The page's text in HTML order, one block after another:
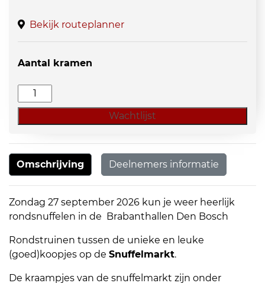
Bekijk routeplanner
Aantal kramen
Snuffelmarkt
Brabanthallen
Wachtlijst
Omschrijving Deelnemers informatie
Zondag 27 september 2026 kun je weer heerlijk
rondsnuffelen in de Brabanthallen Den Bosch
Rondstruinen tussen de unieke en leuke
(goed)koopjes op de Snuffelmarkt.
De kraampjes van de snuffelmarkt zijn onder